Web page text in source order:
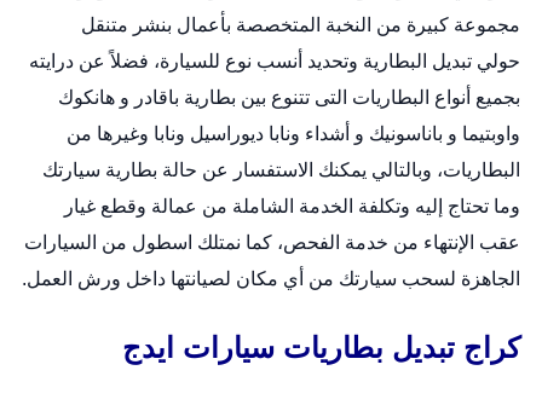
مجموعة كبيرة من النخبة المتخصصة بأعمال بنشر متنقل
حولي تبديل البطارية وتحديد أنسب نوع للسيارة، فضلاً عن درايته
بجميع أنواع البطاريات التى تتنوع بين بطارية باقادر و هانكوك
واوبتيما و باناسونيك و أشداء ونابا ديوراسيل ونابا وغيرها من
البطاريات، وبالتالي يمكنك الاستفسار عن حالة بطارية سيارتك
وما تحتاج إليه وتكلفة الخدمة الشاملة من عمالة وقطع غيار
عقب الإنتهاء من خدمة الفحص، كما نمتلك اسطول من السيارات
الجاهزة لسحب سيارتك من أي مكان لصيانتها داخل ورش العمل.
كراج تبديل بطاريات سيارات ايدج